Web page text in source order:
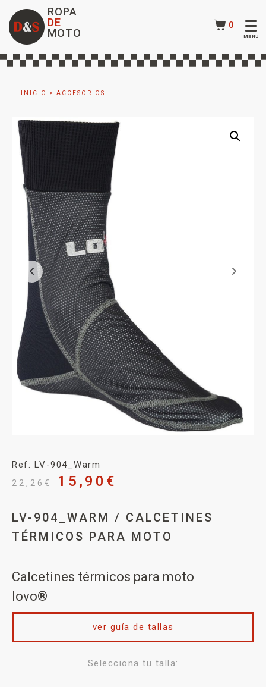
ROPA
DE
MOTO
0
INICIO > ACCESORIOS
Ref: LV-904_Warm
22,26€ 15,90 €
LV-904_WARM / CALCETINES
TÉRMICOS PARA MOTO
Calcetines térmicos para moto
lovo®
Selecciona tu talla:
ver guía de tallas